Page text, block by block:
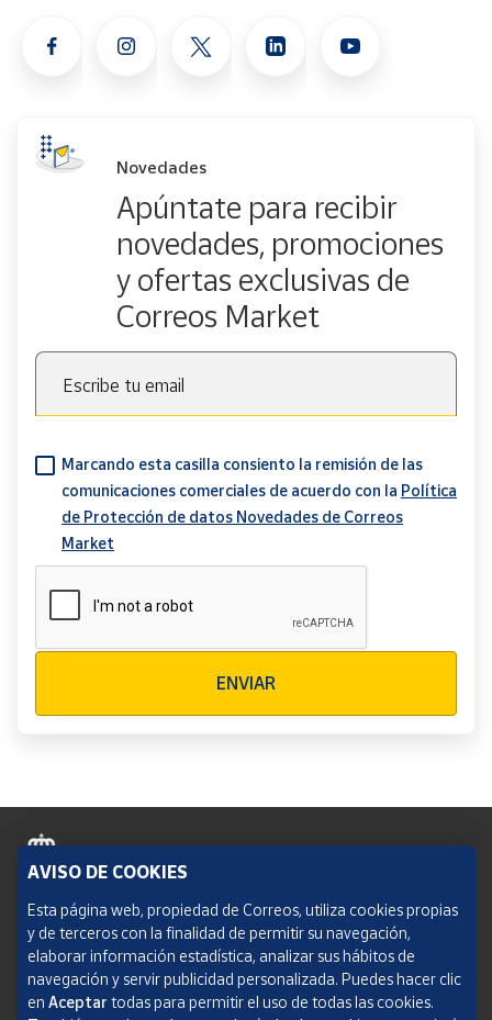
Novedades
Apúntate para recibir
novedades, promociones
y ofertas exclusivas de
Correos Market
Escribe tu email
Marcando esta casilla consiento la remisión de las
comunicaciones comerciales de acuerdo con la Política
de Protección de datos Novedades de Correos
Market
ENVIAR
Política de cookies
Aviso legal
Condiciones del servicio
AVISO DE COOKIES
Esta página web, propiedad de Correos, utiliza cookies propias
y de terceros con la finalidad de permitir su navegación,
elaborar información estadística, analizar sus hábitos de
navegación y servir publicidad personalizada. Puedes hacer clic
en Aceptar todas para permitir el uso de todas las cookies.